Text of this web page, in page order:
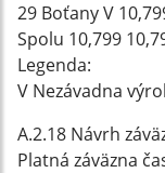
29 Boťany V
Spolu 10,799
Legenda:
V Nezávadna
A.2.18 Návrh
Platná záväzna